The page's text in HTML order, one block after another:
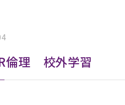
倫理 校外学習